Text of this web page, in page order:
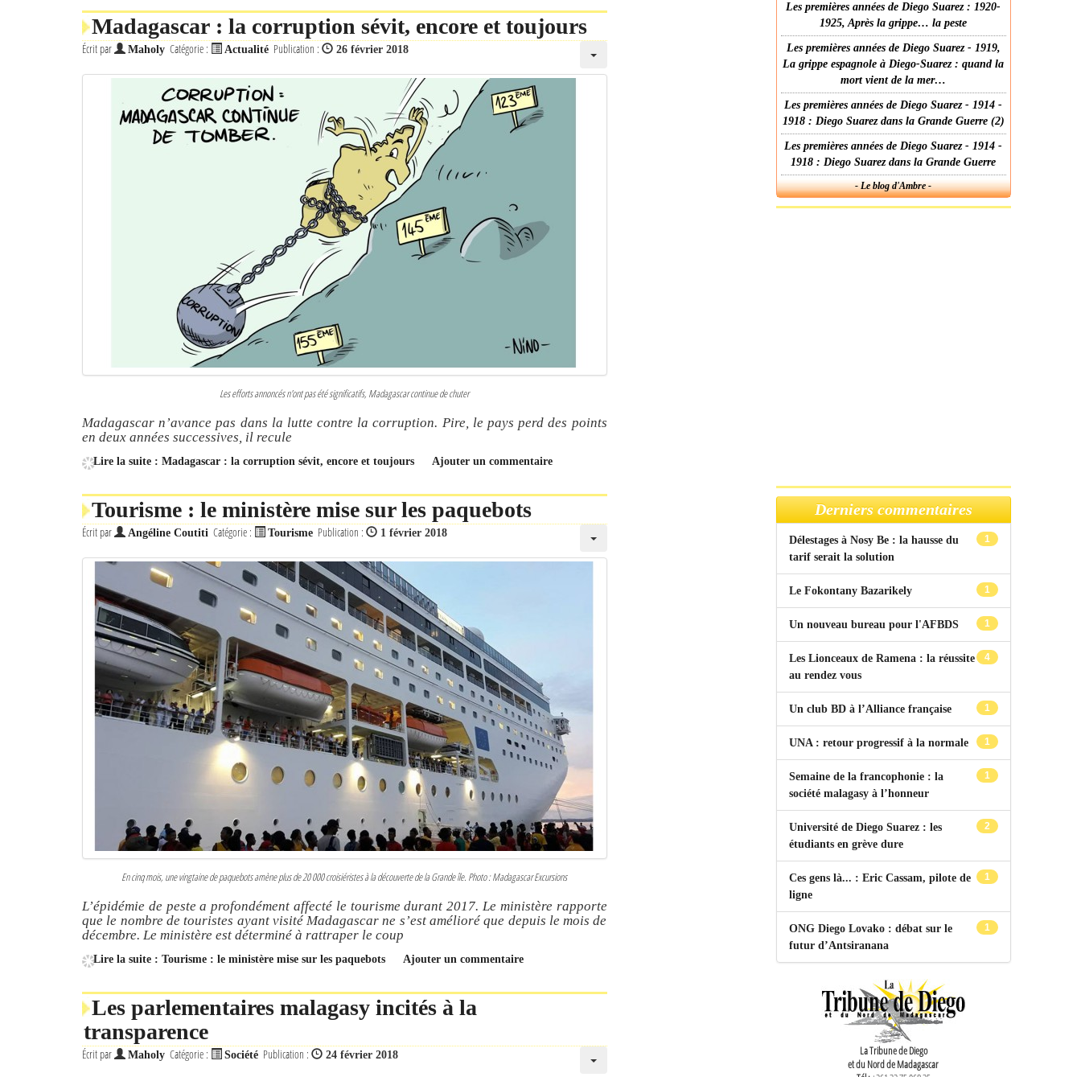
Madagascar : la corruption sévit, encore et toujours
Écrit par Maholy Catégorie : Actualité Publication : 26 février 2018
Les efforts annoncés n'ont pas été significatifs, Madagascar continue de chuter
Madagascar n’avance pas dans la lutte contre la corruption. Pire, le pays perd des points
en deux années successives, il recule
Lire la suite : Madagascar : la corruption sévit, encore et toujours Ajouter un commentaire
Tourisme : le ministère mise sur les paquebots
Écrit par Angéline Coutiti Catégorie : Tourisme Publication : 1 février 2018
En cinq mois, une vingtaine de paquebots amène plus de 20 000 croisiéristes à la découverte de la Grande île. Photo : Madagascar Excursions
L’épidémie de peste a profondément affecté le tourisme durant 2017. Le ministère rapporte
que le nombre de touristes ayant visité Madagascar ne s’est amélioré que depuis le mois de
décembre. Le ministère est déterminé à rattraper le coup
Lire la suite : Tourisme : le ministère mise sur les paquebots Ajouter un commentaire
Les parlementaires malagasy incités à la
transparence
Écrit par Maholy Catégorie : Société Publication : 24 février 2018
Les premières années de Diego Suarez : 1920-
1925, Après la grippe… la peste
Les premières années de Diego Suarez - 1919,
La grippe espagnole à Diego-Suarez : quand la
mort vient de la mer…
Les premières années de Diego Suarez - 1914 -
1918 : Diego Suarez dans la Grande Guerre (2)
Les premières années de Diego Suarez - 1914 -
1918 : Diego Suarez dans la Grande Guerre
- Le blog d'Ambre -
Derniers commentaires
1
Délestages à Nosy Be : la hausse du
tarif serait la solution
1
Le Fokontany Bazarikely
1
Un nouveau bureau pour l'AFBDS
4
Les Lionceaux de Ramena : la réussite
au rendez vous
1
Un club BD à l’Alliance française
1
UNA : retour progressif à la normale
1
Semaine de la francophonie : la
société malagasy à l’honneur
2
Université de Diego Suarez : les
étudiants en grève dure
1
Ces gens là... : Eric Cassam, pilote de
ligne
1
ONG Diego Lovako : débat sur le
futur d’Antsiranana
La Tribune de Diego
et du Nord de Madagascar